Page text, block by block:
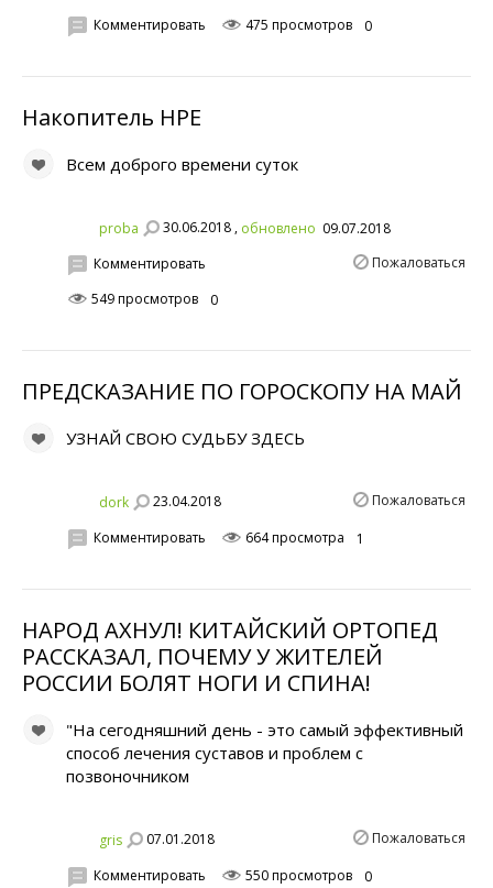
Комментировать 475 просмотров 0
Накопитель HPE
Всем доброго времени суток
proba 30.06.2018 , обновлено 09.07.2018
Пожаловаться
Комментировать
549 просмотров
0
ПРЕДСКАЗАНИЕ ПО ГОРОСКОПУ НА МAЙ
УЗНАЙ СВОЮ СУДЬБУ ЗДЕСЬ
dork 23.04.2018 Пожаловаться
Комментировать 664 просмотра 1
НАРОД АХНУЛ! КИТАЙСКИЙ ОРТОПЕД
РАССКАЗАЛ, ПОЧЕМУ У ЖИТЕЛЕЙ
РОССИИ БОЛЯТ НОГИ И СПИНA!
"На сегодняшний день - это самый эффективный
способ лечения суставов и проблем с
позвоночником
gris 07.01.2018 Пожаловаться
Комментировать 550 просмотров 0